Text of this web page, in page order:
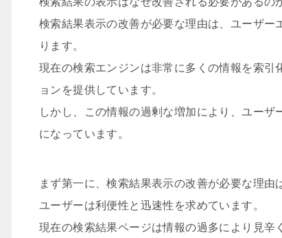
検索結果表示の改善が必要な理由は、ユーザ
ります。
現在の検索エンジンは非常に多くの情報を索
ョンを提供しています。
しかし、この情報の過剰な増加により、ユー
になっています。
まず第一に、検索結果表示の改善が必要な理由
ユーザーは利便性と迅速性を求めています。
現在の検索結果ページは情報の過多により見